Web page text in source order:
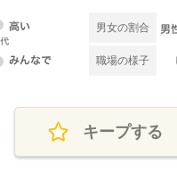
男女の割合
職場の様子
キープする